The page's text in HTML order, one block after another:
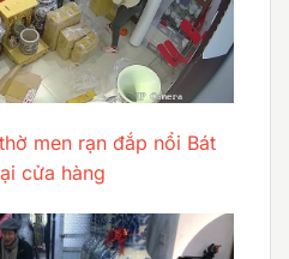
men rạn đắp nổi Bát
cửa hàng